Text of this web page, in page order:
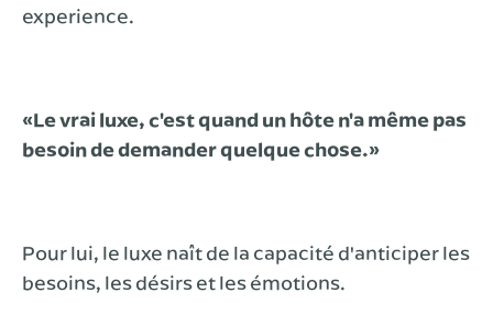
experience.
«Le vrai luxe, c'est quand un hôte n'a même pas
besoin de demander quelque chose.»
Pour lui, le luxe naît de la capacité d'anticiper les
besoins, les désirs et les émotions.